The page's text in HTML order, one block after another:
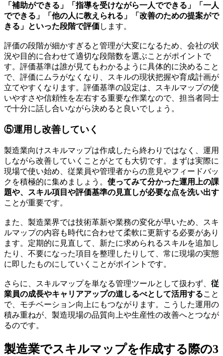
「補助ができる」「指導を受けながら一人でできる」「一人
でできる」「他の人に教えられる」「改善のための提案がで
きる」といった段階で評価します。
評価の段階が細かすぎると管理が大変になるため、会社の状
況や目的に合わせて適切な段階数を選ぶことがポイントで
す。評価基準は誰が見てもわかるように具体的に決めること
で、評価にムラがなくなり、スキルの現状把握や育成計画が
立てやすくなります。評価基準の設定は、スキルマップの使
いやすさや信頼性を左右する重要な作業なので、担当者同士
で十分に話し合いながら決めると良いでしょう。
⑤運用し改善していく
製造業向けスキルマップは作成したら終わりではなく、運用
しながら改善していくことがとても大切です。まずは実際に
現場で使い始め、従業員や管理者からの意見やフィードバッ
クを積極的に集めましょう。 使ってみて分かった運用上の課
題や、スキル項目や評価基準の見直しが必要な点を洗い出す
ことが重要です。
また、製造業界では技術革新や業務の変化が早いため、スキ
ルマップの内容も時代に合わせて柔軟に更新する必要があり
ます。定期的に見直して、新たに求められるスキルを追加し
たり、不要になった項目を整理したりして、常に現場の実態
に即したものにしていくことがポイントです。
さらに、スキルマップを単なる管理ツールとして扱わず、 従
業員の成長やキャリアアップの道しるべとして活用すること
で、モチベーション向上にもつながります。こうした運用の
積み重ねが、製造現場の品質向上や生産性の改善へとつなが
るのです。
製造業でスキルマップを作成する際の3